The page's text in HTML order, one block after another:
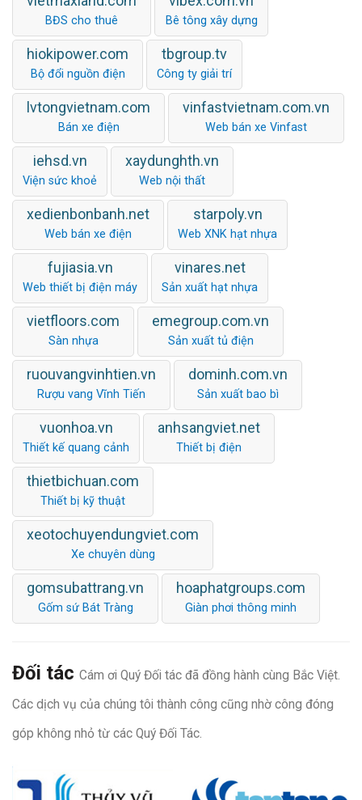
BĐS cho thuê Bê tông xây dựng
hiokipower.com
Bộ đổi nguồn điện
tbgroup.tv
Công ty giải trí
lvtongvietnam.com
Bán xe điện
vinfastvietnam.com.vn
Web bán xe Vinfast
iehsd.vn
Viện sức khoẻ
xaydunghth.vn
Web nội thất
xedienbonbanh.net
Web bán xe điện
starpoly.vn
Web XNK hạt nhựa
fujiasia.vn
Web thiết bị điện máy
vinares.net
Sản xuất hạt nhựa
vietfloors.com
Sàn nhựa
emegroup.com.vn
Sản xuất tủ điện
ruouvangvinhtien.vn
Rượu vang Vĩnh Tiến
dominh.com.vn
Sản xuất bao bì
vuonhoa.vn
Thiết kế quang cảnh
anhsangviet.net
Thiết bị điện
thietbichuan.com
Thiết bị kỹ thuật
xeotochuyendungviet.com
Xe chuyên dùng
gomsubattrang.vn
Gốm sứ Bát Tràng
hoaphatgroups.com
Giàn phơi thông minh
Đối tác Cám ơi Quý Đối tác đã đồng hành cùng Bắc Việt.
Các dịch vụ của chúng tôi thành công cũng nhờ công đóng
góp không nhỏ từ các Quý Đối Tác.